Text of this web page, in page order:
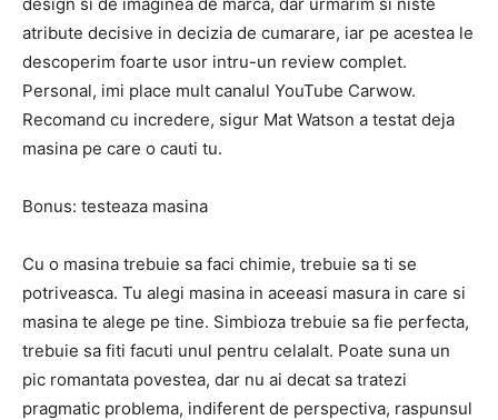
atribute decisive in decizia de cumarare, iar pe acestea le
descoperim foarte usor intru-un review complet.
Personal, imi place mult canalul YouTube Carwow.
Recomand cu incredere, sigur Mat Watson a testat deja
masina pe care o cauti tu.
Bonus: testeaza masina
Cu o masina trebuie sa faci chimie, trebuie sa ti se
potriveasca. Tu alegi masina in aceeasi masura in care si
masina te alege pe tine. Simbioza trebuie sa fie perfecta,
trebuie sa fiti facuti unul pentru celalalt. Poate suna un
pic romantata povestea, dar nu ai decat sa tratezi
pragmatic problema, indiferent de perspectiva, raspunsul